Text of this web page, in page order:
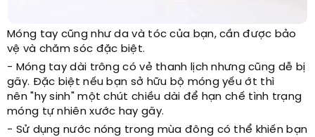
Móng tay cũng như da và tóc của bạn, cần được bảo
vệ và chăm sóc đặc biệt.
- Móng tay dài trông có vẻ thanh lịch nhưng cũng dễ bị
gãy. Đặc biệt nếu bạn sở hữu bộ móng yếu ớt thì
nên"hy sinh" một chút chiều dài để hạn chế tình trạng
móng tự nhiên xước hay gãy.
- Sử dụng nước nóng trong mùa đông có thể khiến bạn